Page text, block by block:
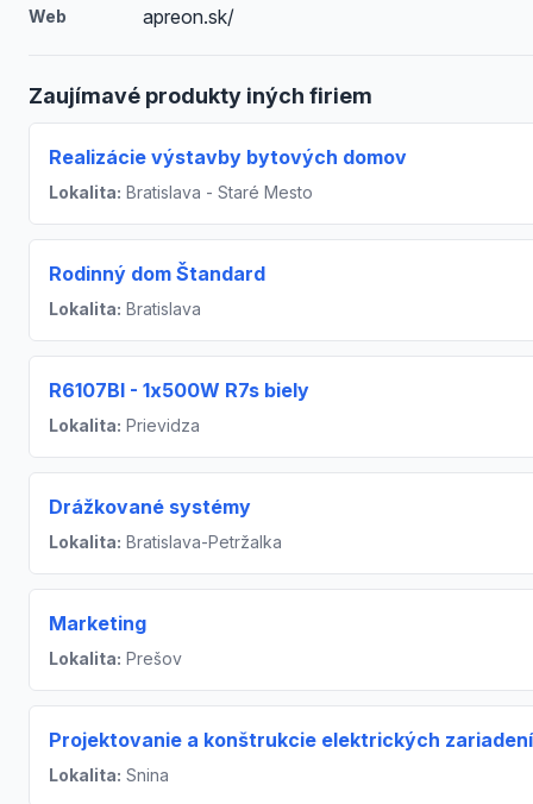
Web apreon.sk/
Zaujímavé produkty iných firiem
Realizácie výstavby bytových domov
Lokalita: Bratislava - Staré Mesto
Rodinný dom Štandard
Lokalita: Bratislava
R6107BI - 1x500W R7s biely
Lokalita: Prievidza
Drážkované systémy
Lokalita: Bratislava-Petržalka
Marketing
Lokalita: Prešov
Projektovanie a konštrukcie elektrických zariadení
Lokalita: Snina